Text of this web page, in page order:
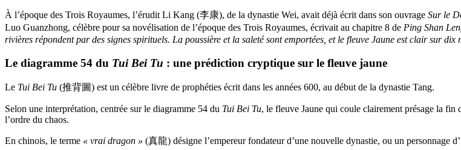
À l’époque des Trois Royaumes, l’érudit Li Kang (李康), de la dynastie Wei, avait déjà écrit dans son ouvrage Sur le
Luo Guanzhong, célèbre pour sa novélisation de l’époque des Trois Royaumes, écrivait au chapitre 8 de Ping Shan
rivières répondent par des signes spirituels. La poussière et la saleté sont emportées, et le fleuve Jaune est clair sur dix
Le diagramme 54 du Tui Bei Tu : une prédiction cryptique sur le fleuve jaune
Le Tui Bei Tu (推背圖) est un célèbre livre de prophéties écrit dans les années 600, au début de la dynastie Tang.
Selon une interprétation, centrée sur le diagramme 54 du Tui Bei Tu, le fleuve Jaune qui coule clairement présage la fin
l’ordre du chaos.
En chinois, le terme « vrai dragon » (真龍) désigne l’empereur fondateur d’une nouvelle dynastie, ou un personnage